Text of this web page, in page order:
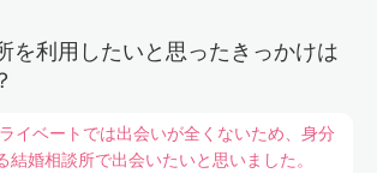
を利用したいと思ったきっかけは
イベートでは出会いが全くないため、身分
結婚相談所で出会いたいと思いました。